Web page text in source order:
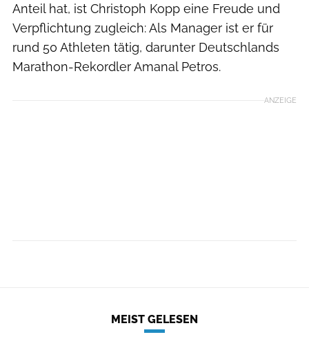
Anteil hat, ist Christoph Kopp eine Freude und
Verpflichtung zugleich: Als Manager ist er für
rund 50 Athleten tätig, darunter Deutschlands
Marathon-Rekordler Amanal Petros.
ANZEIGE
MEIST GELESEN